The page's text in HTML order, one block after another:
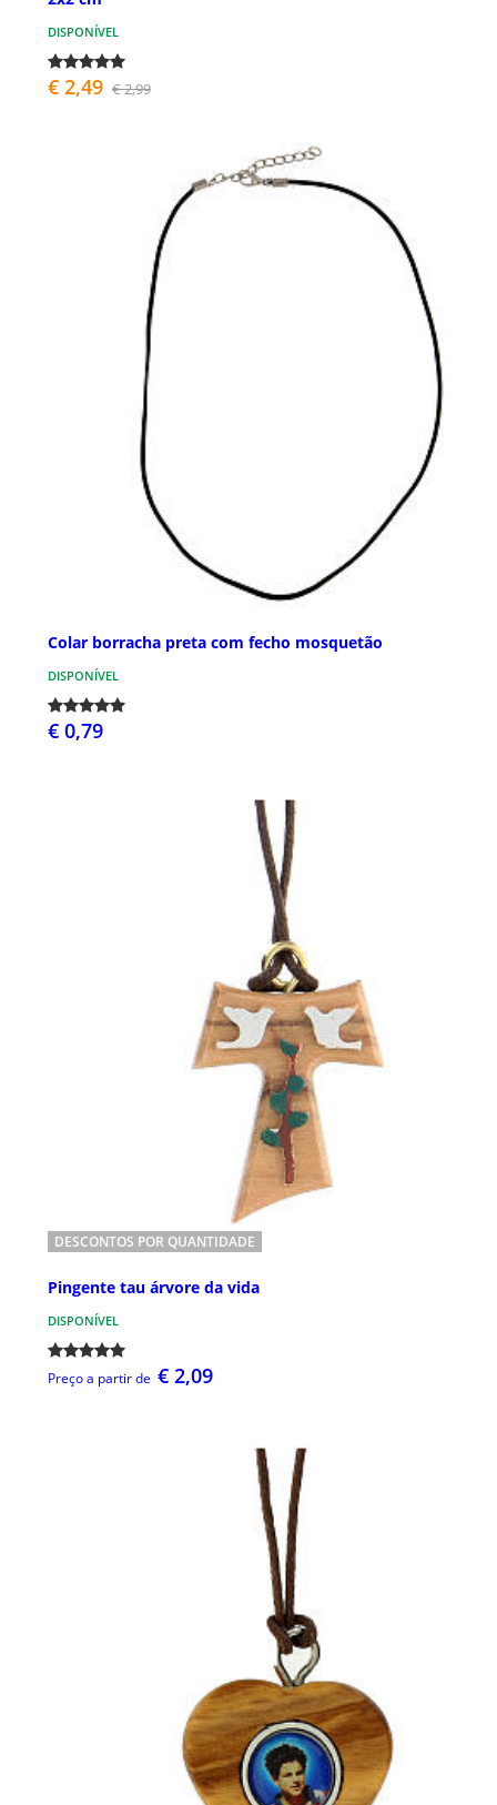
DISPONÍVEL
€ 2,49 € 2,99
Colar borracha preta com fecho mosquetão
DISPONÍVEL
€ 0,79
DESCONTOS POR QUANTIDADE
Pingente tau árvore da vida
DISPONÍVEL
Preço a partir de € 2,09